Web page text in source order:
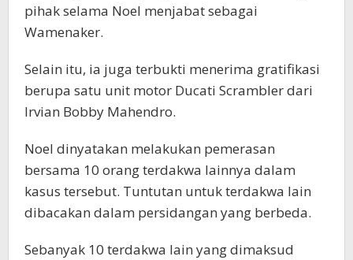
pihak selama Noel menjabat sebagai
Wamenaker.
Selain itu, ia juga terbukti menerima gratifikasi
berupa satu unit motor Ducati Scrambler dari
Irvian Bobby Mahendro.
Noel dinyatakan melakukan pemerasan
bersama 10 orang terdakwa lainnya dalam
kasus tersebut. Tuntutan untuk terdakwa lain
dibacakan dalam persidangan yang berbeda.
Sebanyak 10 terdakwa lain yang dimaksud